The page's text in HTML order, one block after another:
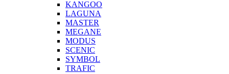
KANGOO
LAGUNA
MASTER
MEGANE
MODUS
SCENIC
SYMBOL
TRAFIC